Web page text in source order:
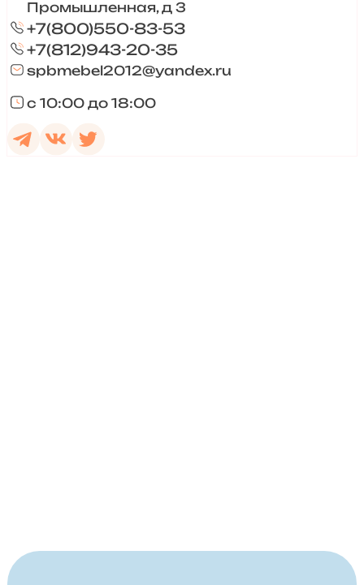
Промышленная, д 3
+7(800)550-83-53
+7(812)943-20-35
spbmebel2012@yandex.ru
с 10:00 до 18:00